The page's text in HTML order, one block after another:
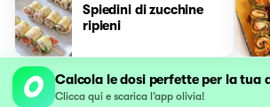
Spiedini di zucchine
ripieni
Calcola le dosi perfette per la tua
Clicca qui e scarica l’app olivia!